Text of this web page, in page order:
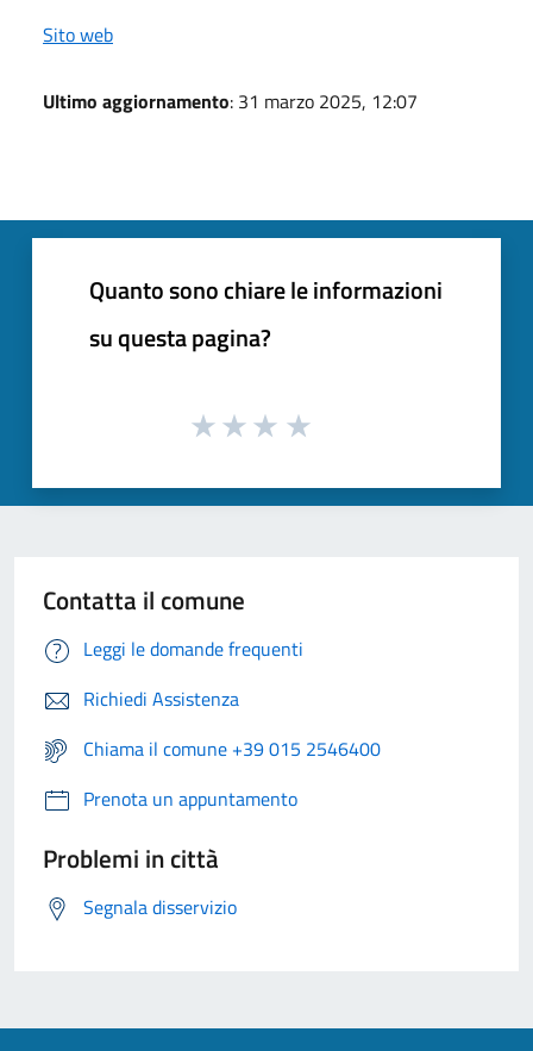
Sito web
Ultimo aggiornamento: 31 marzo 2025, 12:07
Quanto sono chiare le informazioni
su questa pagina?
Contatta il comune
Leggi le domande frequenti
Richiedi Assistenza
Chiama il comune +39 015 2546400
Prenota un appuntamento
Problemi in città
Segnala disservizio